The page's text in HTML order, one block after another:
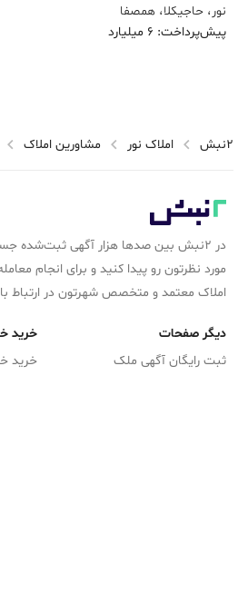
نور، حاجیکلا، همصفا
پیش‌پرداخت: 6 میلیارد
2نبش املاک نور مشاورین املاک
در ۲نبش بین صدها هزار آگهی
مورد نظرتون رو پیدا کنید و برای انجام
املاک معتمد و متخصص شهرتون در ارتباط
دیگر صفحات
ثبت رایگان آگهی ملک
خرید
خرید